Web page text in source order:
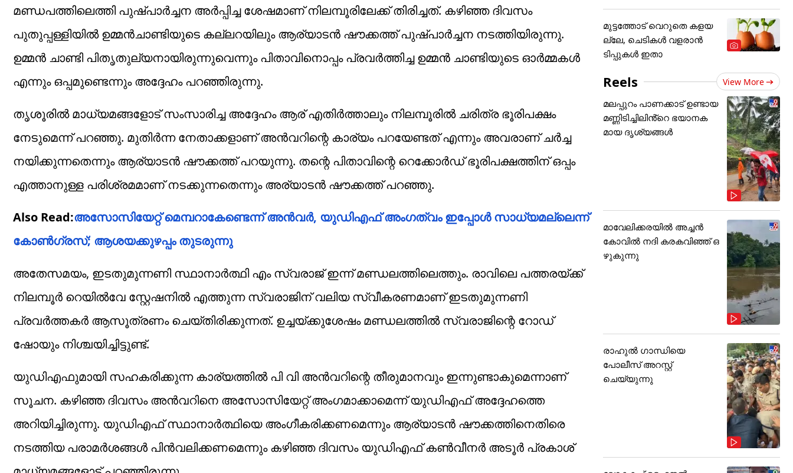
മണ്ഡപത്തിലെത്തി പുഷ്പാര്‍ച്ചന അര്‍പ്പിച്ച ശേഷമാണ് നിലമ്പൂരിലേക്ക് തിരിച്ചത്. കഴിഞ്ഞ ദിവസം
പുതുപ്പള്ളിയില്‍ ഉമ്മന്‍ചാണ്ടിയുടെ കല്ലറയിലും ആര്യാടന്‍ ഷൗക്കത്ത് പുഷ്പാർച്ചന നടത്തിയിരുന്നു.
ഉമ്മൻ ചാണ്ടി പിതൃതുല്യനായിരുന്നുവെന്നും പിതാവിനൊപ്പം പ്രവർത്തിച്ച ഉമ്മൻ ചാണ്ടിയുടെ ഓർമ്മകൾ
എന്നും ഒപ്പമുണ്ടെന്നും അദ്ദേഹം പറഞ്ഞിരുന്നു.
തൃശൂരിൽ മാധ്യമങ്ങളോട് സംസാരിച്ച അദ്ദേഹം ആര് എതിര്‍ത്താലും നിലമ്പൂരില്‍ ചരിത്ര ഭൂരിപക്ഷം
നേടുമെന്ന് പറഞ്ഞു. മുതിർന്ന നേതാക്കളാണ് അൻവറിന്റെ കാര്യം പറയേണ്ടത് എന്നും അവരാണ് ചർച്ച
നയിക്കുന്നതെന്നും ആര്യാടൻ ഷൗക്കത്ത് പറയുന്നു. തന്റെ പിതാവിന്റെ റെക്കോർഡ് ഭൂരിപക്ഷത്തിന് ഒപ്പം
എത്താനുള്ള പരിശ്രമമാണ് നടക്കുന്നതെന്നും അര്യാടൻ ഷൗക്കത്ത് പറഞ്ഞു.
Also Read:അസോസിയേറ്റ് മെമ്പറാകേണ്ടെന്ന് അന്‍വര്‍, യുഡിഎഫ് അംഗത്വം ഇപ്പോള്‍ സാധ്യമല്ലെന്ന്
കോണ്‍ഗ്രസ്; ആശയക്കുഴപ്പം തുടരുന്നു
അതേസമയം, ഇടതുമുന്നണി സ്ഥാനാർത്ഥി എം സ്വരാജ് ഇന്ന് മണ്ഡലത്തിലെത്തും. രാവിലെ പത്തരയ്ക്ക്
നിലമ്പൂർ റെയിൽവേ സ്റ്റേഷനിൽ എത്തുന്ന സ്വരാജിന് വലിയ സ്വീകരണമാണ് ഇടതുമുന്നണി
പ്രവർത്തകർ ആസൂത്രണം ചെയ്തിരിക്കുന്നത്. ഉച്ചയ്ക്കുശേഷം മണ്ഡലത്തിൽ സ്വരാജിന്റെ റോഡ്
ഷോയും നിശ്ചയിച്ചിട്ടുണ്ട്.
യുഡിഎഫുമായി സഹകരിക്കുന്ന കാര്യത്തിൽ പി വി അൻവറിന്റെ തീരുമാനവും ഇന്നുണ്ടാകുമെന്നാണ്
സൂചന. കഴിഞ്ഞ ദിവസം അൻവറിനെ അസോസിയേറ്റ് അംഗമാക്കാമെന്ന് യുഡിഎഫ് അദ്ദേഹത്തെ
അറിയിച്ചിരുന്നു. യുഡിഎഫ് സ്ഥാനാർത്ഥിയെ അംഗീകരിക്കണമെന്നും ആര്യാടന്‍ ഷൗക്കത്തിനെതിരെ
നടത്തിയ പരാമര്‍ശങ്ങള്‍ പിന്‍വലിക്കണമെന്നും കഴിഞ്ഞ ദിവസം യുഡിഎഫ് കണ്‍വീനര്‍ അടൂര്‍ പ്രകാശ്
മുട്ടത്തോട് വെറുതെ കളയ
ല്ലേ, ചെടികൾ വളരാൻ
ടിപ്പുകൾ ഇതാ
Reels View More
മലപ്പുറം പാണക്കാട് ഉണ്ടായ
മണ്ണിടിച്ചിലിൻ്റെ ഭയാനക
മായ ദൃശ്യങ്ങൾ
മാവേലിക്കരയിൽ അച്ചൻ
കോവിൽ നദി കരകവിഞ്ഞ് ഒ
ഴുകുന്നു
രാഹുൽ ഗാന്ധിയെ
പോലീസ് അറസ്റ്റ്
ചെയ്യുന്നു